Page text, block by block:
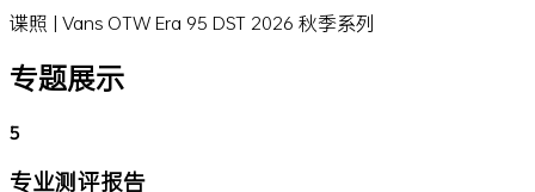
谍照 | Vans OTW Era 95 DST 2026 秋季系列
专题展示
5
专业测评报告